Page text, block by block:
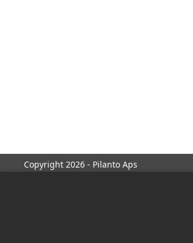
Copyright 2026 - Pilanto Aps